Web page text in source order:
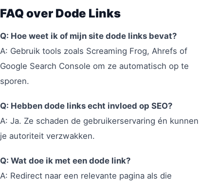
FAQ over Dode Links
Q: Hoe weet ik of mijn site dode links bevat?
A: Gebruik tools zoals Screaming Frog, Ahrefs of
Google Search Console om ze automatisch op te
sporen.
Q: Hebben dode links echt invloed op SEO?
A: Ja. Ze schaden de gebruikerservaring én kunnen
je autoriteit verzwakken.
Q: Wat doe ik met een dode link?
A: Redirect naar een relevante pagina als die